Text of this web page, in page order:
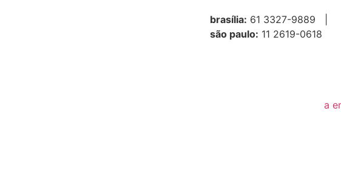
brasília: 61 3327-9889 |
são paulo: 11 2619-0618
a